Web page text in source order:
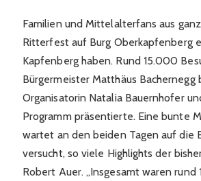
Familien und Mittelalterfans aus
Ritterfest auf Burg Oberkapfenberg
Kapfenberg haben. Rund 15.000
Bürgermeister Matthäus
Organisatorin Natalia Bauernhofer
Programm präsentierte. Eine bunte
wartet an den beiden Tagen auf die
versucht, so viele Highlights der
Robert Auer. „Insgesamt waren